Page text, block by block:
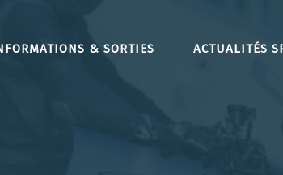
& SORTIES ACTUALITÉS